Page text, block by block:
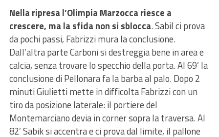
Nella ripresa l’Olimpia Marzocca riesce a
crescere, ma la sfida non si sblocca. Sabil ci prova
da pochi passi, Fabrizzi mura la conclusione.
Dall’altra parte Carboni si destreggia bene in area e
calcia, senza trovare lo specchio della porta. Al 69’ la
conclusione di Pellonara fa la barba al palo. Dopo 2
minuti Giulietti mette in difficolta Fabrizzi con un
tiro da posizione laterale: il portiere del
Montemarciano devia in corner sopra la traversa. Al
82’ Sabik si accentra e ci prova dal limite, il pallone